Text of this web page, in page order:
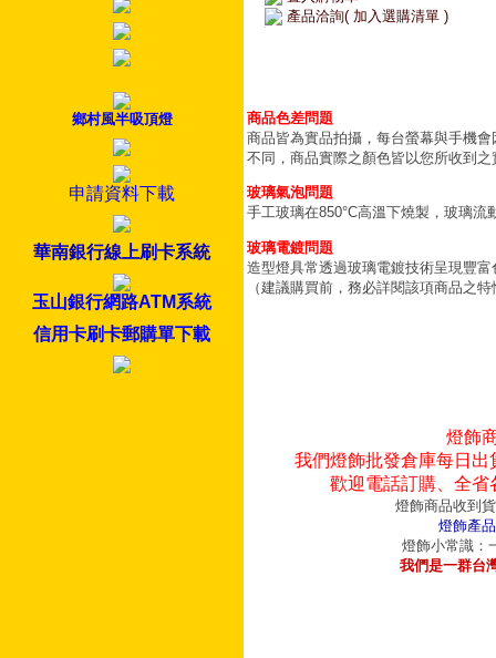
鄉村風半吸頂燈
申請資料下載
華南銀行線上刷卡系統
玉山銀行網路ATM系統
信用卡刷卡郵購單下載
產品洽詢( 加入選購清單 )
商品色差問題
商品皆為實品拍攝，每台螢幕與手機
不同，商品實際之顏色皆以您所收到之
玻璃氣泡問題
手工玻璃在850°C高溫下燒製，玻璃
玻璃電鍍問題
造型燈具常透過玻璃電鍍技術呈現豐
（建議購買前，務必詳閱該項商品之
燈飾
我們燈飾批發倉庫每日
歡迎電話訂購、全
燈飾商品收到
燈飾產
燈飾小常識：
我們是一群台